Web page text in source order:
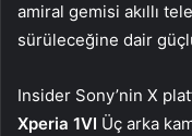
amiral gemisi akıllı
sürüleceğine dair
Insider Sony’nin X
Xperia 1VI Üç arka